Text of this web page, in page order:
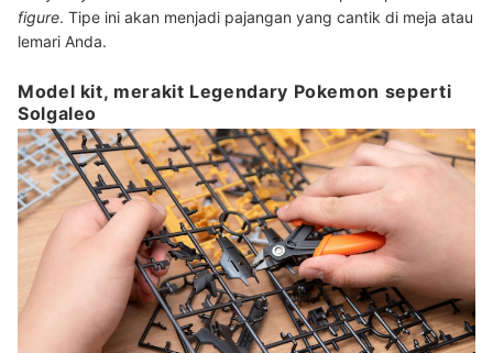
figure. Tipe ini akan menjadi pajangan yang cantik di meja atau
lemari Anda.
Model kit, merakit Legendary Pokemon seperti
Solgaleo